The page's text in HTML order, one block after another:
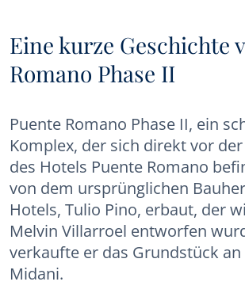
Eine kurze Geschichte
Romano Phase II
Puente Romano Phase II, ein
Komplex, der sich direkt vor
des Hotels Puente Romano
von dem ursprünglichen
Hotels, Tulio Pino, erbaut, der
Melvin Villarroel entworfen
verkaufte er das Grundstück
Midani.